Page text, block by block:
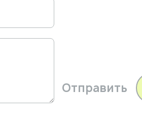
Отправить